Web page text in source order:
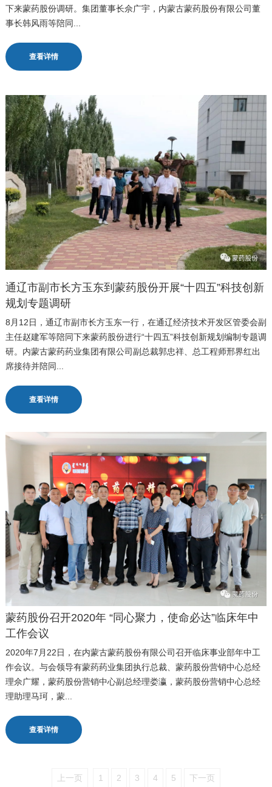
下来蒙药股份调研。集团董事长佘广宇，内蒙古蒙药股份有限公司董
事长韩风雨等陪同...
查看详情
通辽市副市长方玉东到蒙药股份开展“十四五”科技创新
规划专题调研
8月12日，通辽市副市长方玉东一行，在通辽经济技术开发区管委会副
主任赵建军等陪同下来蒙药股份进行“十四五”科技创新规划编制专题调
研。内蒙古蒙药药业集团有限公司副总裁郭忠祥、总工程师邢界红出
席接待并陪同...
查看详情
蒙药股份召开2020年 “同心聚力，使命必达”临床年中
工作会议
2020年7月22日，在内蒙古蒙药股份有限公司召开临床事业部年中工
作会议。与会领导有蒙药药业集团执行总裁、蒙药股份营销中心总经
理佘广耀，蒙药股份营销中心副总经理娄瀛，蒙药股份营销中心总经
理助理马珂，蒙...
查看详情
上一页 1 2 3 4 5 下一页